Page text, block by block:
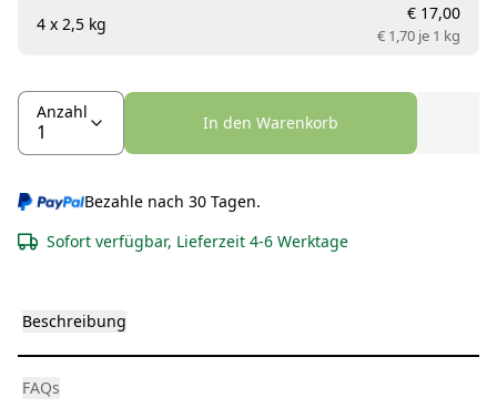
4 x 2,5 kg
€ 17,00
€ 1,70 je 1 kg
Anzahl
In den Warenkorb
Bezahle nach 30 Tagen.
Sofort verfügbar, Lieferzeit 4-6 Werktage
Beschreibung
FAQs